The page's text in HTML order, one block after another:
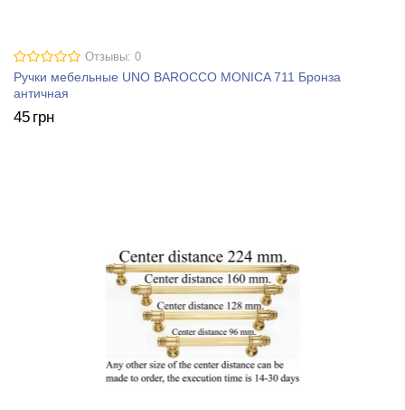
Отзывы: 0
Ручки мебельные UNO BAROCCO MONICA 711 Бронза
античная
45 грн